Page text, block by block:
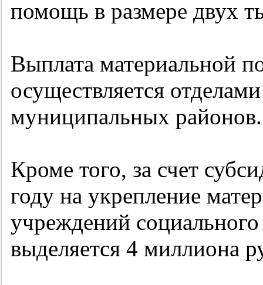
помощь в размере двух
Выплата материальной
осуществляется
муниципальных районов.
Кроме того, за счет
году на укрепление
учреждений
выделяется 4 миллиона